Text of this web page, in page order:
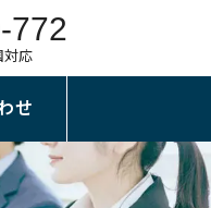
772
対応
せ